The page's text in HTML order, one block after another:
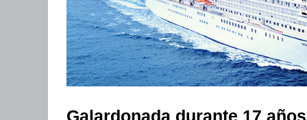
Galardonada durante 17